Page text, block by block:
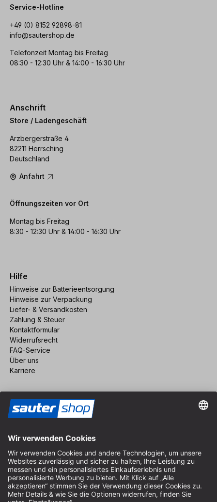
Service-Hotline
+49 (0) 8152 92898-81
info@sautershop.de
Telefonzeit Montag bis Freitag
08:30 - 12:30 Uhr & 14:00 - 16:30 Uhr
Anschrift
Store / Ladengeschäft
Arzbergerstraße 4
82211 Herrsching
Deutschland
Anfahrt
Öffnungszeiten vor Ort
Montag bis Freitag
8:30 - 12:30 Uhr & 14:00 - 16:30 Uhr
Hilfe
Hinweise zur Batterieentsorgung
Hinweise zur Verpackung
Liefer- & Versandkosten
Zahlung & Steuer
Kontaktformular
Widerrufsrecht
FAQ-Service
Über uns
Karriere
Impressum
AGB
Datenschutz
Cookie-Einstellungen